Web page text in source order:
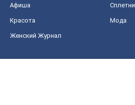
Афиша Сплетни
Красота Мода
Женский Журнал